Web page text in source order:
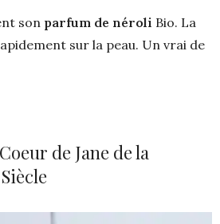
son parfum de néroli Bio. La
sur la peau. Un vrai de
de Jane de la